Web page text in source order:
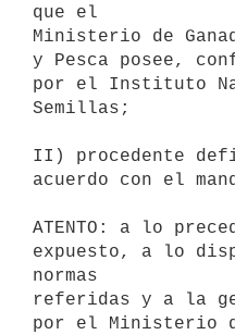
que el
Ministerio de
y Pesca posee,
por el Instituto
Semillas;
II) procedente
acuerdo con el
ATENTO: a lo
expuesto, a lo
normas
referidas y a la
por el Ministerio